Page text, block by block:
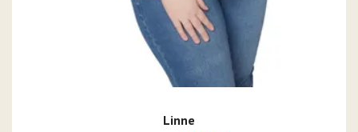
Linne